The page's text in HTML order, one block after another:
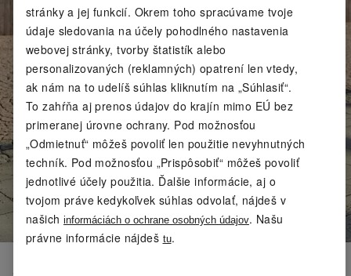
stránky a jej funkcií. Okrem toho spracúvame tvoje
údaje sledovania na účely pohodlného nastavenia
webovej stránky, tvorby štatistík alebo
personalizovaných (reklamných) opatrení len vtedy,
ak nám na to udelíš súhlas kliknutím na „Súhlasiť“.
To zahŕňa aj prenos údajov do krajín mimo EÚ bez
primeranej úrovne ochrany. Pod možnosťou
„Odmietnuť“ môžeš povoliť len použitie nevyhnutných
techník. Pod možnosťou „Prispôsobiť“ môžeš povoliť
jednotlivé účely použitia. Ďalšie informácie, aj o
tvojom práve kedykoľvek súhlas odvolať, nájdeš v
našich informáciách o ochrane osobných údajov. Našu
právne informácie nájdeš tu.